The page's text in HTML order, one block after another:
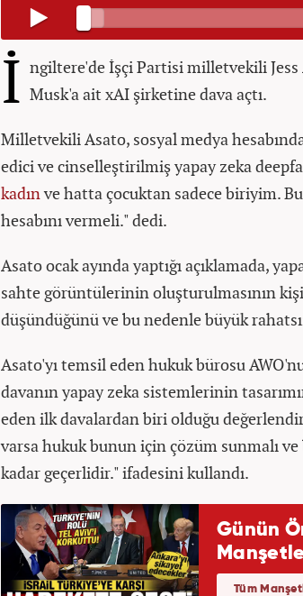
İ ngiltere'de İşçi Partisi milletvekili
Musk'a ait xAI şirketine dava açtı.
Milletvekili Asato, sosyal medya
edici ve cinselleştirilmiş yapay zeka
kadınve hatta çocuktan sadece biriyim.
hesabını vermeli." dedi.
Asato ocak ayında yaptığı açıklamada,
sahte görüntülerinin oluşturulmasının
düşündüğünü ve bu nedenle büyük
Asato'yı temsil eden hukuk bürosu
davanın yapay zeka sistemlerinin
eden ilk davalardan biri olduğu
varsa hukuk bunun için çözüm sunmalı
kadar geçerlidir." ifadesini kullandı.